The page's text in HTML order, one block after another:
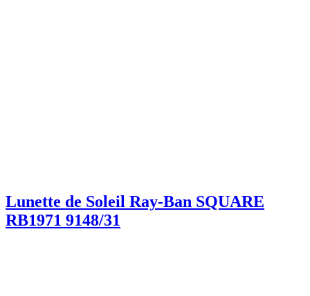
Lunette de Soleil Ray-Ban SQUARE
RB1971 9148/31